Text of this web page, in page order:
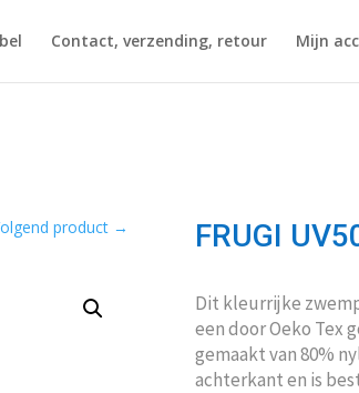
Contact, verzending, retour Mijn
product → FRUGI
Dit kleurrijke
een door Oeko Tex
gemaakt van 80%
achterkant en is